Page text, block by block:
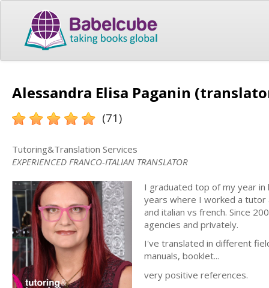
Alessandra Elisa Paganin
(71)
Tutoring&Translation Services
EXPERIENCED FRANCO-ITALIAN TRANSLATOR
I graduated top of my year in
years where I worked a tutor
and italian vs french. Since
agencies and privately.
I've translated in different
manuals, booklet...
very positive references.